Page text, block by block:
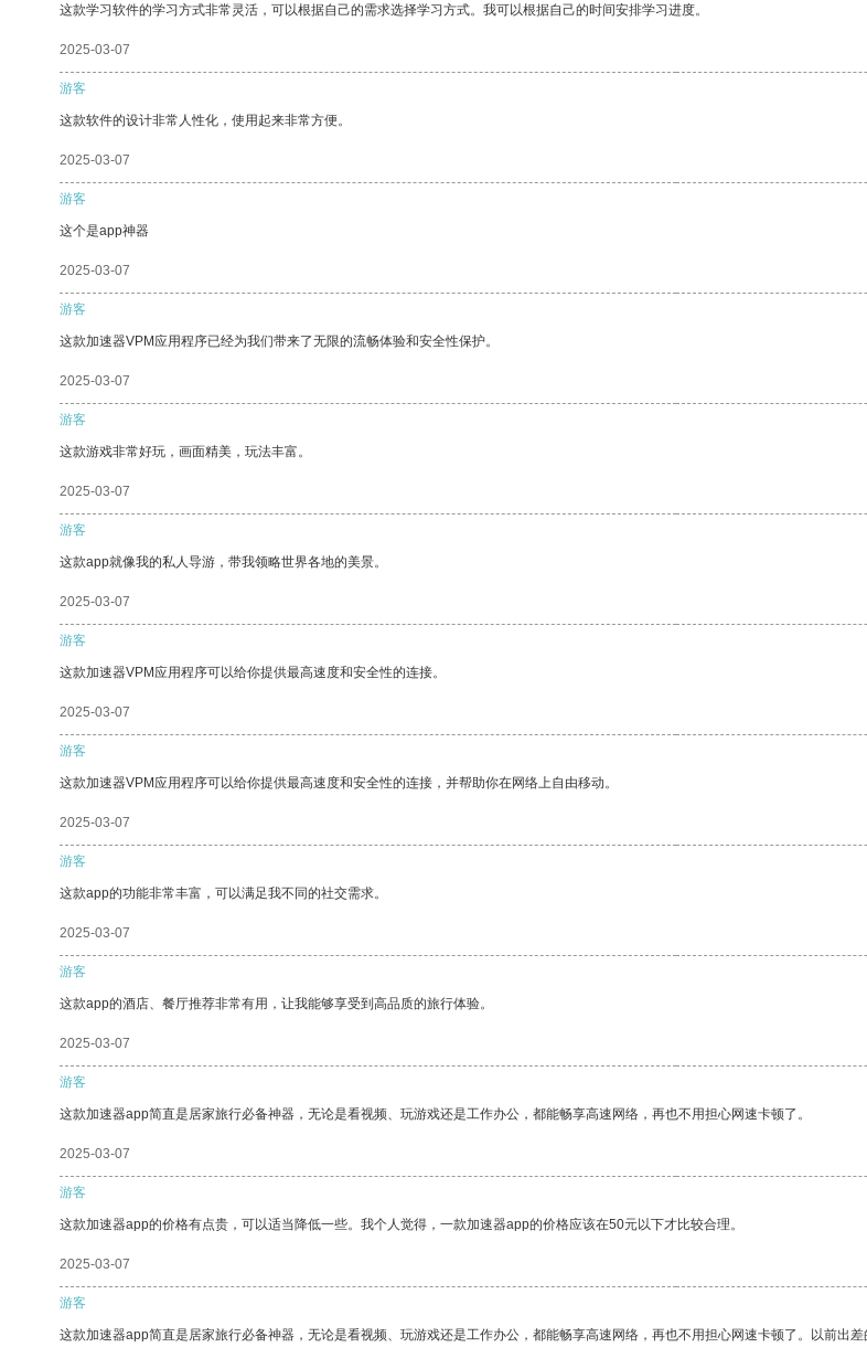
这款学习软件的学习方式非常灵活，可以根据自己的需求选择学习方式。我可以根据自己的时间安排学习进度。
2025-03-07
游客
这款软件的设计非常人性化，使用起来非常方便。
2025-03-07
游客
这个是app神器
2025-03-07
游客
这款加速器VPM应用程序已经为我们带来了无限的流畅体验和安全性保护。
2025-03-07
游客
这款游戏非常好玩，画面精美，玩法丰富。
2025-03-07
游客
这款app就像我的私人导游，带我领略世界各地的美景。
2025-03-07
游客
这款加速器VPM应用程序可以给你提供最高速度和安全性的连接。
2025-03-07
游客
这款加速器VPM应用程序可以给你提供最高速度和安全性的连接，并帮助你在网络上自由移动。
2025-03-07
游客
这款app的功能非常丰富，可以满足我不同的社交需求。
2025-03-07
游客
这款app的酒店、餐厅推荐非常有用，让我能够享受到高品质的旅行体验。
2025-03-07
游客
这款加速器app简直是居家旅行必备神器，无论是看视频、玩游戏还是工作办公，都能畅享高速网络，再也不用担心网速卡顿了。
2025-03-07
游客
这款加速器app的价格有点贵，可以适当降低一些。我个人觉得，一款加速器app的价格应该在50元以下才比较合理。
2025-03-07
游客
这款加速器app简直是居家旅行必备神器，无论是看视频、玩游戏还是工作办公，都能畅享高速网络，再也不用担心网速卡顿了。以前出